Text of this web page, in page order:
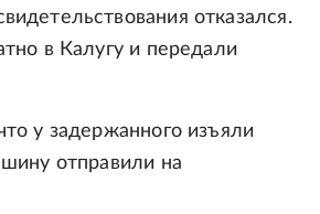
отказался.
в Калугу и передали
у задержанного изъяли
отправили на